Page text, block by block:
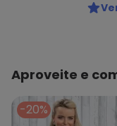
Aproveite e
-20%